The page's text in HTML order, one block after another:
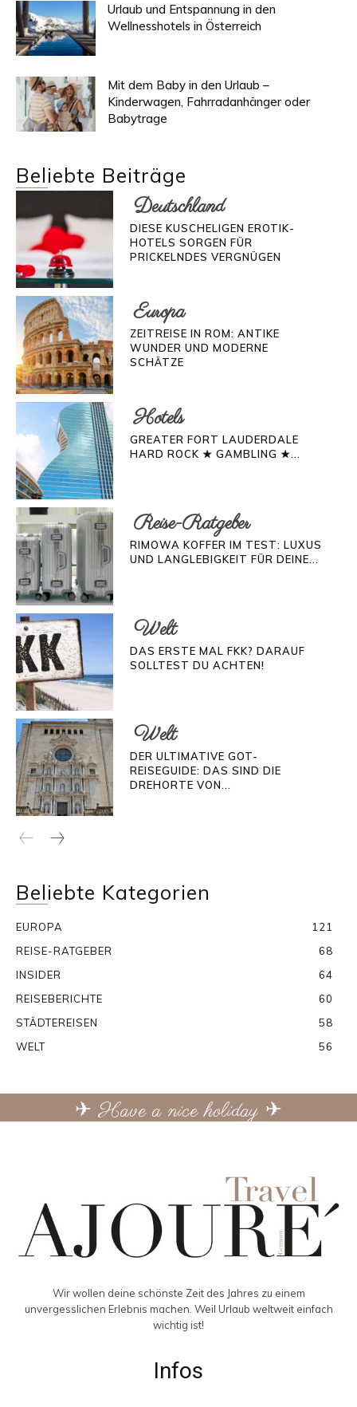
Urlaub und Entspannung in den
Wellnesshotels in Österreich
Mit dem Baby in den Urlaub –
Kinderwagen, Fahrradanhänger oder
Babytrage
Beliebte Beiträge
Deutschland
DIESE KUSCHELIGEN EROTIK-
HOTELS SORGEN FÜR
PRICKELNDES VERGNÜGEN
Europa
ZEITREISE IN ROM: ANTIKE
WUNDER UND MODERNE
SCHÄTZE
Hotels
GREATER FORT LAUDERDALE
HARD ROCK ★ GAMBLING ★...
Reise-Ratgeber
RIMOWA KOFFER IM TEST: LUXUS
UND LANGLEBIGKEIT FÜR DEINE...
Welt
DAS ERSTE MAL FKK? DARAUF
SOLLTEST DU ACHTEN!
Welt
DER ULTIMATIVE GOT-
REISEGUIDE: DAS SIND DIE
DREHORTE VON...
Beliebte Kategorien
EUROPA
121
REISE-RATGEBER
68
INSIDER
64
REISEBERICHTE
60
STÄDTEREISEN
58
WELT
56
✈ Have a nice holiday ✈
Wir wollen deine schönste Zeit des Jahres zu einem
unvergesslichen Erlebnis machen. Weil Urlaub weltweit einfach
wichtig ist!
Infos